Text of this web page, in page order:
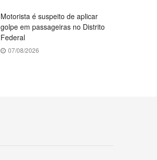
Motorista é suspeito de aplicar
golpe em passageiras no Distrito
Federal
07/08/2026